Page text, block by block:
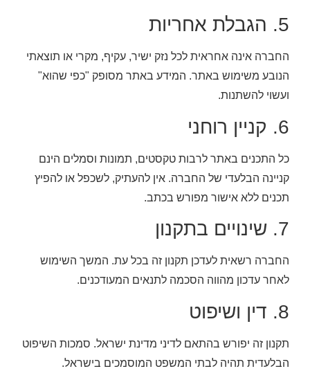
5. הגבלת אחריות
החברה אינה אחראית לכל נזק ישיר, עקיף, מקרי או תוצאתי
הנובע משימוש באתר. המידע באתר מסופק "כפי שהוא"
ועשוי להשתנות.
6. קניין רוחני
כל התכנים באתר לרבות טקסטים, תמונות וסמלים הינם
קניינה הבלעדי של החברה. אין להעתיק, לשכפל או להפיץ
תכנים ללא אישור מפורש בכתב.
7. שינויים בתקנון
החברה רשאית לעדכן תקנון זה בכל עת. המשך השימוש
לאחר עדכון מהווה הסכמה לתנאים המעודכנים.
8. דין ושיפוט
תקנון זה יפורש בהתאם לדיני מדינת ישראל. סמכות השיפוט
הבלעדית תהיה לבתי המשפט המוסמכים בישראל.